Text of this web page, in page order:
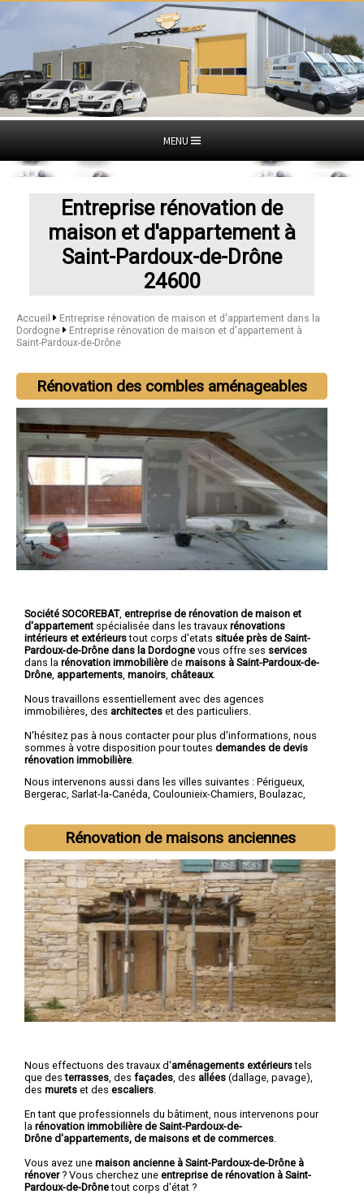
MENU
Entreprise rénovation de
maison et d'appartement à
Saint-Pardoux-de-Drône
24600
Accueil
Entreprise rénovation de maison et d'appartement dans la
Dordogne
Entreprise rénovation de maison et d'appartement à
Saint-Pardoux-de-Drône
Rénovation des combles aménageables
Société SOCOREBAT, entreprise de rénovation de maison et
d'appartement spécialisée dans les travaux rénovations
intérieurs et extérieurstout corps d'etats située près de Saint-
Pardoux-de-Drône dans la Dordogne vous offre ses services
dans la rénovation immobilière de maisons à Saint-Pardoux-de-
Drône appartements manoirs châteaux.
Nous travaillons essentiellement avec des agences
immobilières, des architectes et des particuliers.
N'hésitez pas à nous contacter pour plus d'informations, nous
sommes à votre disposition pour toutes demandes de devis
rénovation immobilière
Nous intervenons aussi dans les villes suivantes : Périgueux,
Bergerac, Sarlat-la-Canéda, Coulounieix-Chamiers, Boulazac,
Rénovation de maisons anciennes
Nous effectuons des travaux d'aménagements extérieurstels
que desterrasses , des façades , des allées (dallage, pavage),
des murets et des escaliers
En tant que professionnels du bâtiment, nous intervenons pour
la rénovation immobilière de Saint-Pardoux-de-
Drône d'appartements, de maisons et de commerces
Vous avez une maison ancienne à Saint-Pardoux-de-Drône à
rénover? Vous cherchez une entreprise de rénovation à Saint-
Pardoux-de-Drônetout corps d'état ?